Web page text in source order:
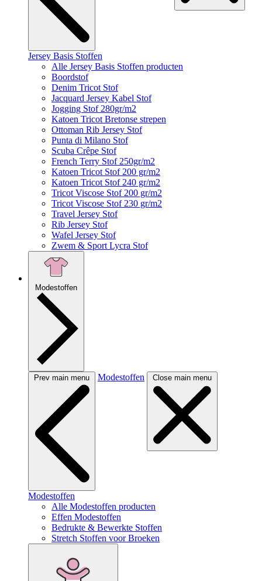
Jersey Basis Stoffen
Alle Jersey Basis Stoffen producten
Boordstof
Denim Tricot Stof
Jacquard Jersey Kabel Stof
Jogging Stof 280gr/m2
Katoen Tricot Bretonse strepen
Ottoman Rib Jersey Stof
Punta di Milano Stof
Scuba Crêpe Stof
French Terry Stof 250gr/m2
Katoen Tricot Stof 200 gr/m2
Katoen Tricot Stof 240 gr/m2
Tricot Viscose Stof 200 gr/m2
Tricot Viscose Stof 230 gr/m2
Travel Jersey Stof
Rib Jersey Stof
Wafel Jersey Stof
Zwem & Sport Lycra Stof
Modestoffen
Prev main menu Modestoffen Close main menu
Modestoffen
Alle Modestoffen producten
Effen Modestoffen
Bedrukte & Bewerkte Stoffen
Stretch Stoffen voor Broeken